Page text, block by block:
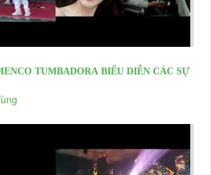
TUMBADORA BIỂU DIỄN CÁC SỰ
HỘI...